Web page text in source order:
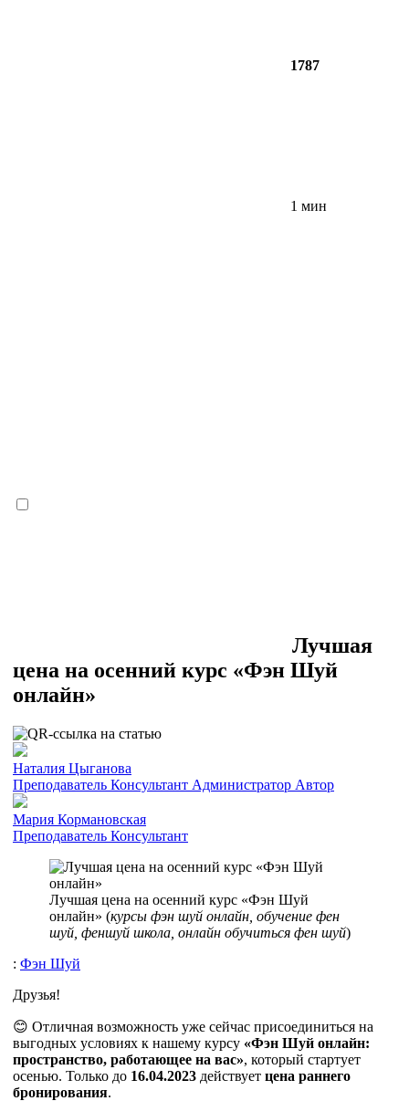
1787
1 мин
Лучшая
цена на осенний курс «Фэн Шуй
онлайн»
Наталия Цыганова
Преподаватель Консультант Администратор Автор
Мария Кормановская
Преподаватель Консультант
Лучшая цена на осенний курс «Фэн Шуй
онлайн» (курсы фэн шуй онлайн, обучение фен
шуй, феншуй школа, онлайн обучиться фен шуй)
: Фэн Шуй
Друзья!
😊 Отличная возможность уже сейчас присоединиться на
выгодных условиях к нашему курсу «Фэн Шуй онлайн:
пространство, работающее на вас», который стартует
осенью. Только до 16.04.2023 действует цена раннего
бронирования.